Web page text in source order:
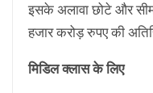
इसके अलावा छोटे और
हजार करोड़ रुपए की
मिडिल क्लास के लिए